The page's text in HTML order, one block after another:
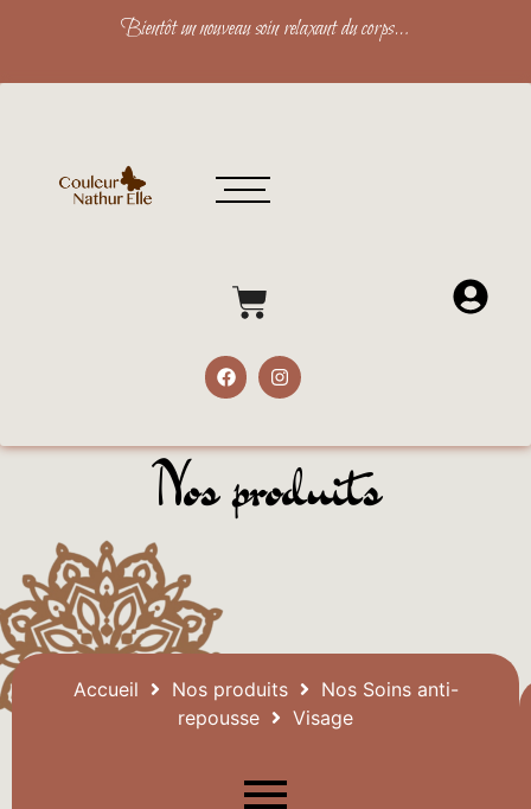
Bientôt un nouveau soin relaxant du corps…
Nos produits
Accueil Nos produits
Nos Soins anti-
repousse
Visage